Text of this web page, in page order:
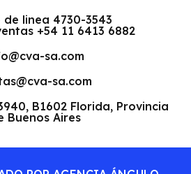
de linea 4730-3543
+54 11 6413 6882
sa.com
sa.com
B1602 Florida, Provincia
Buenos Aires